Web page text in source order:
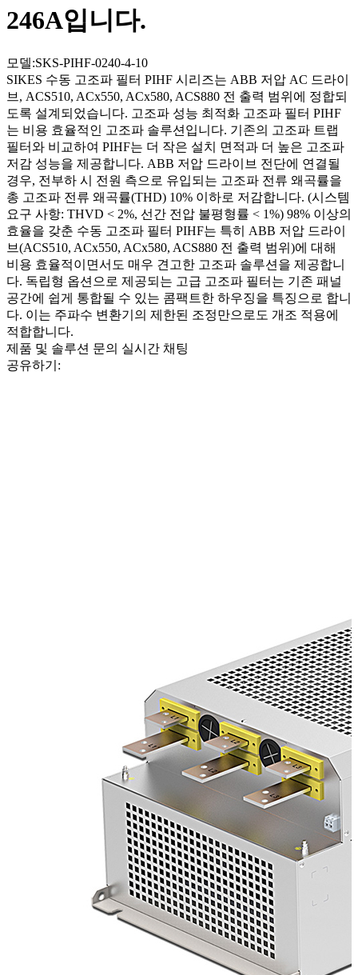
246A입니다.
모델:SKS-PIHF-0240-4-10
SIKES 수동 고조파 필터 PIHF 시리즈는 ABB 저압 AC 드라이
브, ACS510, ACx550, ACx580, ACS880 전 출력 범위에 정합되
도록 설계되었습니다. 고조파 성능 최적화 고조파 필터 PIHF
는 비용 효율적인 고조파 솔루션입니다. 기존의 고조파 트랩
필터와 비교하여 PIHF는 더 작은 설치 면적과 더 높은 고조파
저감 성능을 제공합니다. ABB 저압 드라이브 전단에 연결될
경우, 전부하 시 전원 측으로 유입되는 고조파 전류 왜곡률을
총 고조파 전류 왜곡률(THD) 10% 이하로 저감합니다. (시스템
요구 사항: THVD < 2%, 선간 전압 불평형률 < 1%) 98% 이상의
효율을 갖춘 수동 고조파 필터 PIHF는 특히 ABB 저압 드라이
브(ACS510, ACx550, ACx580, ACS880 전 출력 범위)에 대해
비용 효율적이면서도 매우 견고한 고조파 솔루션을 제공합니
다. 독립형 옵션으로 제공되는 고급 고조파 필터는 기존 패널
공간에 쉽게 통합될 수 있는 콤팩트한 하우징을 특징으로 합니
다. 이는 주파수 변환기의 제한된 조정만으로도 개조 적용에
적합합니다.
제품 및 솔루션 문의 실시간 채팅
공유하기: